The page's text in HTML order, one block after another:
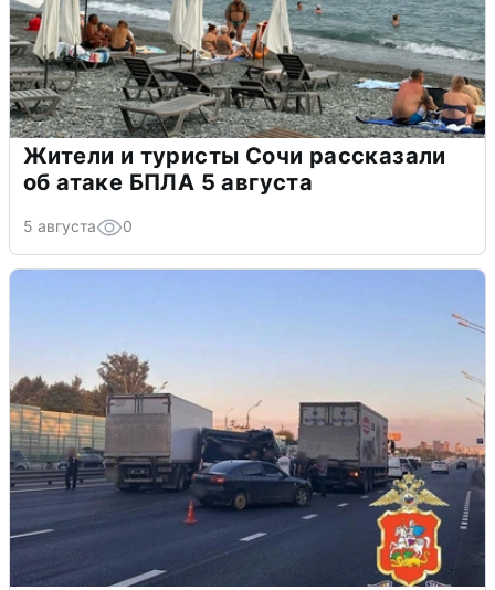
Жители и туристы Сочи рассказали
об атаке БПЛА 5 августа
5 августа 0